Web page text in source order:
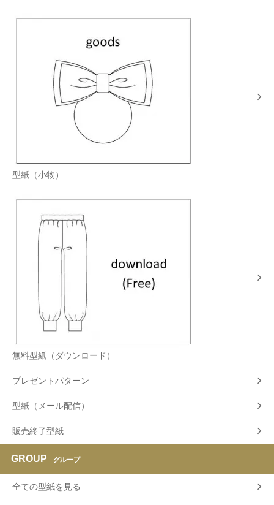
型紙（小物）
無料型紙（ダウンロード）
プレゼントパターン
型紙（メール配信）
販売終了型紙
GROUP グループ
全ての型紙を見る